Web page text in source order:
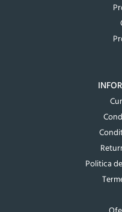
Politica